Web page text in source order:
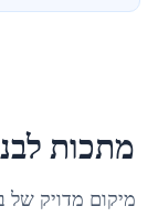
מתכות
מיקום מדויק של